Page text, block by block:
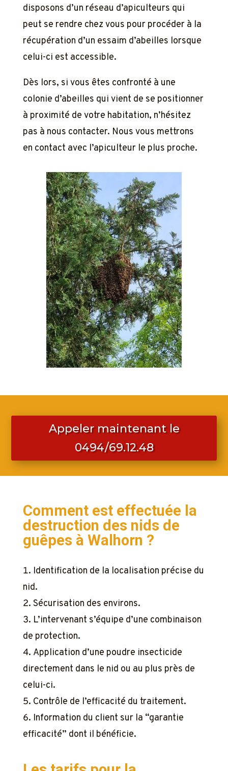
disposons d’un réseau d’apiculteurs qui
peut se rendre chez vous pour procéder à la
récupération d’un essaim d’abeilles lorsque
celui-ci est accessible.
Dès lors, si vous êtes confronté à une
colonie d’abeilles qui vient de se positionner
à proximité de votre habitation, n’hésitez
pas à nous contacter. Nous vous mettrons
en contact avec l’apiculteur le plus proche.
Appeler maintenant le
0494/69.12.48
Comment est effectuée la
destruction des nids de
guêpes à Walhorn ?
Identification de la localisation précise du
nid.
Sécurisation des environs.
L’intervenant s’équipe d’une combinaison
de protection.
Application d’une poudre insecticide
directement dans le nid ou au plus près de
celui-ci.
Contrôle de l’efficacité du traitement.
Information du client sur la “garantie
efficacité” dont il bénéficie.